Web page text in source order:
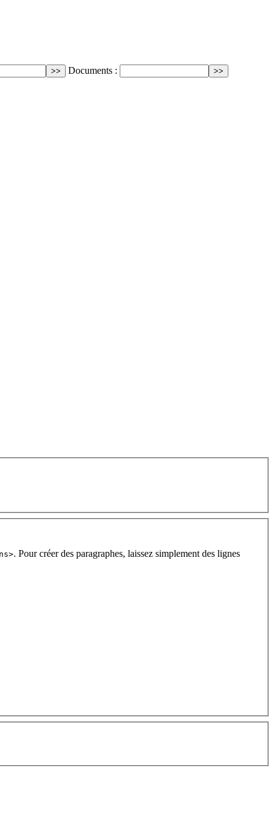
Documents :
. Pour créer des paragraphes, laissez simplement des lignes